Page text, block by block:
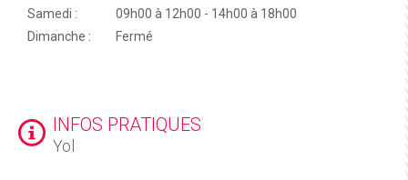
Samedi :
09h00 à 12h00 - 14h00 à 18h00
Dimanche :
Fermé
INFOS PRATIQUES
Yol